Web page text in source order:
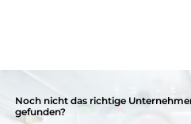
Noch nicht das richtige
gefunden?